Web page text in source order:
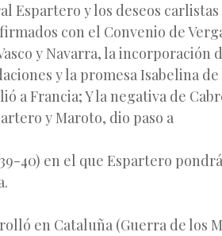
Espartero y los deseos carlistas
con el Convenio de
y Navarra, la incorporación
y la promesa Isabelina
a Francia; Y la negativa de
y Maroto, dio paso a
40) en el que Espartero
en Cataluña (Guerra de los